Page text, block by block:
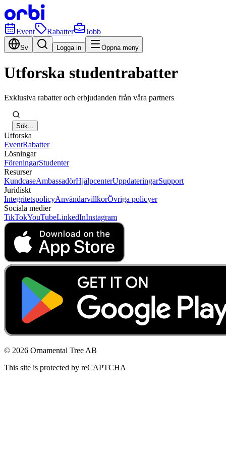
Event Rabatter Jobb
Sv Logga in Öppna meny
Utforska studentrabatter
Exklusiva rabatter och erbjudanden från våra partners
Sök...
Utforska
EventRabatter
Lösningar
FöreningarStudenter
Resurser
KundcaseAmbassadörHjälpcenterUppdateringarSupport
Juridiskt
IntegritetspolicyAnvändarvillkorÖvriga policyer
Sociala medier
TikTokYouTubeLinkedInInstagram
© 2026 Ornamental Tree AB
This site is protected by reCAPTCHA